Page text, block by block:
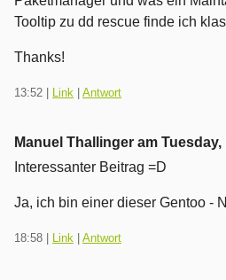
nicht
Tooltip zu dd rescue finde ich
Thanks!
13:52 Link Antwort
Manuel Thallinger am Tuesday,
Interessanter Beitrag =D
Ja, ich bin einer dieser Gentoo -
18:58 Link Antwort